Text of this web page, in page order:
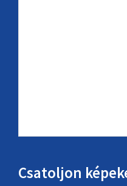
Csatoljon